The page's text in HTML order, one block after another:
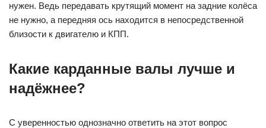
нужен. Ведь передавать крутящий момент на задние колёса
не нужно, а передняя ось находится в непосредственной
близости к двигателю и КПП.
Какие карданные валы лучше и
надёжнее?
С уверенностью однозначно ответить на этот вопрос